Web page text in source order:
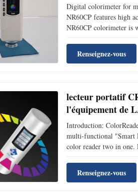
Digital colorimeter for
NR60CP features high
NR60CP colorimeter is
Renseignez-vous
lecteur portatif
l'équipement de
Introduction:
multi-functional "Smart
color reader two in one.
Renseignez-vous